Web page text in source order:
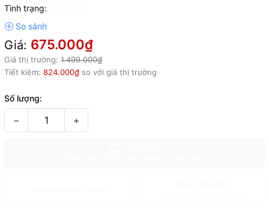
Tình trạng:
Giá: 675.000₫
Giá thị trường: 1.499.000₫
Tiết kiệm: 824.000₫ so với giá thị trường
Số lượng:
− +